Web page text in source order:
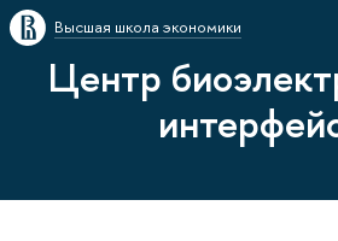
Высшая школа экономики
Центр